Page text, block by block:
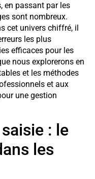
en passant par les
sont nombreux.
cet univers chiffré, il
les plus
efficaces pour les
nous explorerons en
et les méthodes
et aux
une gestion
: le
les